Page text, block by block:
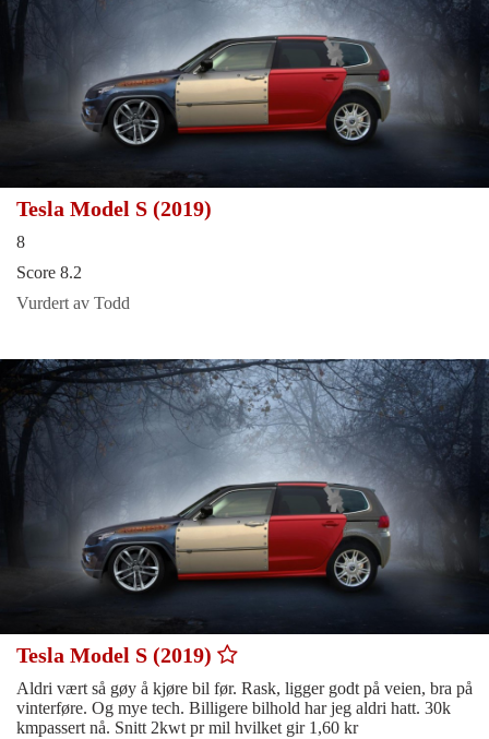
Tesla Model S (2019)
8
Score 8.2
Vurdert av Todd
Tesla Model S (2019)
Aldri vært så gøy å kjøre bil før. Rask, ligger godt på veien, bra på
vinterføre. Og mye tech. Billigere bilhold har jeg aldri hatt. 30k
kmpassert nå. Snitt 2kwt pr mil hvilket gir 1,60 kr